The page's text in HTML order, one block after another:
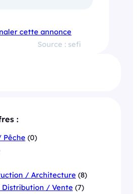
cette annonce
Source : sefi
:
(0)
/ Architecture (8)
Distribution / Vente (7)